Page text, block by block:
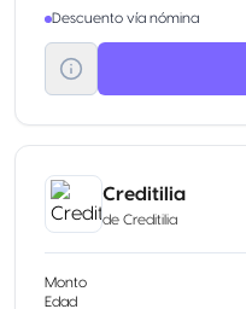
Descuento vía nómina
Creditilia
de Creditilia
Monto
Edad